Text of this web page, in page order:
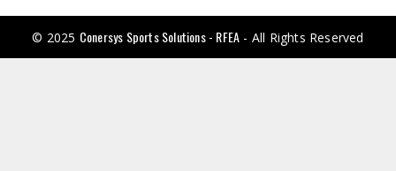
© 2025 Conersys Sports Solutions - RFEA - All Rights Reserved